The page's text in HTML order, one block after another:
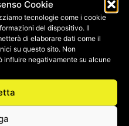
Cookie
tecnologie come i cookie
del dispositivo. Il
di elaborare dati come il
su questo sito. Non
influire negativamente su alcune
e sito web in questo
volta che